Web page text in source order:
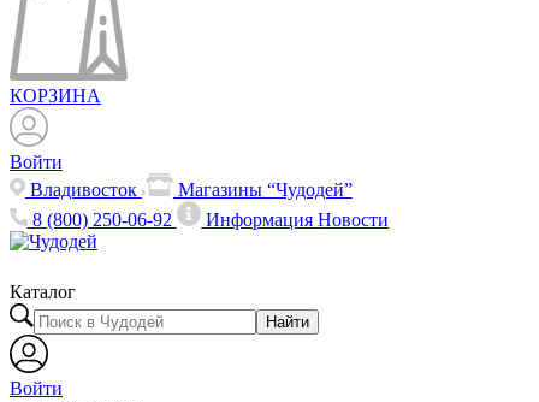
КОРЗИНА
Войти
Владивосток
Магазины “Чудодей”
8 (800) 250-06-92
ИнформацияНовости
Каталог
Найти
Войти